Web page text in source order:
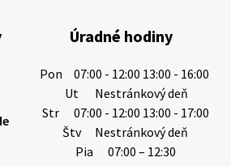
zdrojov.
vodárenská spoločnosť preto
Úradné hodiny
Pon
07:00 - 12:00 13:00 - 16:00
Ut
Nestránkový deň
Str
07:00 - 12:00 13:00 - 17:00
Štv
Nestránkový deň
Pia
07:00 – 12:30